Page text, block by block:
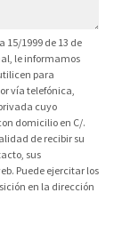
15/1999 de 13 de
le informamos
para
vía telefónica,
cuyo
domicilio en C/.
de recibir su
sus
Puede ejercitar los
en la dirección